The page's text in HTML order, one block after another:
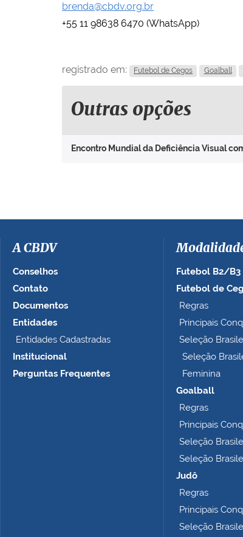
brenda@cbdv.org.br
+55 11 98638 6470 (WhatsApp)
registrado em: Futebol de Cegos Goalball
Outras opções
Encontro Mundial da Deficiência Visual
A CBDV
Conselhos
Contato
Documentos
Entidades
Entidades Cadastradas
Institucional
Perguntas Frequentes
Futebol B2/B3
Futebol de
Regras
Principais
Seleção
Seleção
Feminina
Goalball
Regras
Principais
Seleção
Seleção
Judô
Regras
Principais
Seleção